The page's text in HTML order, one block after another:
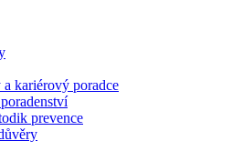
kariérový poradce
prevence